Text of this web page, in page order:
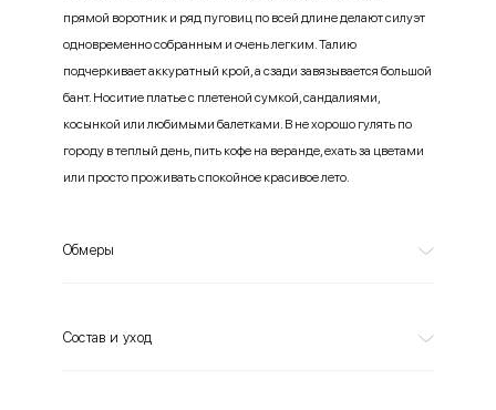
прямой воротник и ряд пуговиц по всей длине делают силуэт
одновременно собранным и очень легким. Талию
подчеркивает аккуратный крой, а сзади завязывается большой
бант. Носитие платье с плетеной сумкой, сандалиями,
косынкой или любимыми балетками. В не хорошо гулять по
городу в теплый день, пить кофе на веранде, ехать за цветами
или просто проживать спокойное красивое лето.
Обмеры
Состав и уход